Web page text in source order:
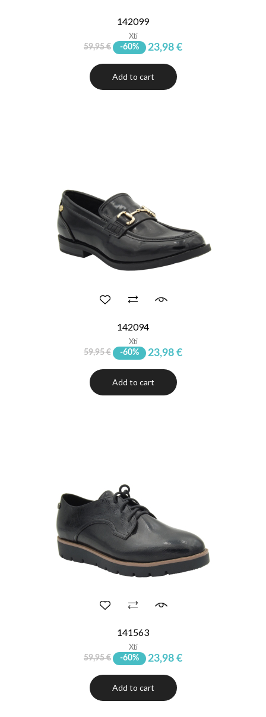
142099
Xti
59,95 € -60% 23,98 €
Add to cart
142094
Xti
59,95 € -60% 23,98 €
Add to cart
141563
Xti
59,95 € -60% 23,98 €
Add to cart